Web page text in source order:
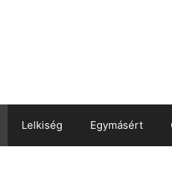
Lelkiség Egymásért